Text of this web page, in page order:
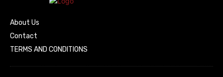
About Us
Contact
TERMS AND CONDITIONS